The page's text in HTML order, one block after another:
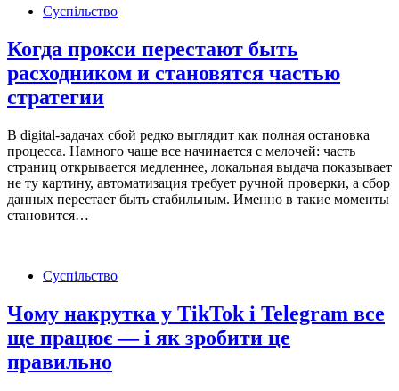
Суспільство
Когда прокси перестают быть
расходником и становятся частью
стратегии
В digital-задачах сбой редко выглядит как полная остановка
процесса. Намного чаще все начинается с мелочей: часть
страниц открывается медленнее, локальная выдача показывает
не ту картину, автоматизация требует ручной проверки, а сбор
данных перестает быть стабильным. Именно в такие моменты
становится…
Суспільство
Чому накрутка у TikTok і Telegram все
ще працює — і як зробити це
правильно